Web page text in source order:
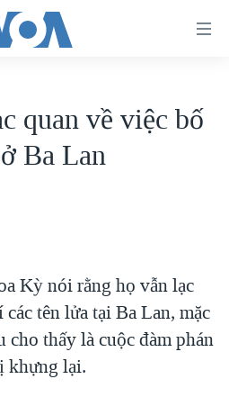
quan về việc bố
Ba Lan
Kỳ nói rằng họ vẫn lạc
tên lửa tại Ba Lan, mặc
cho thấy là cuộc đàm phán
khựng lại.